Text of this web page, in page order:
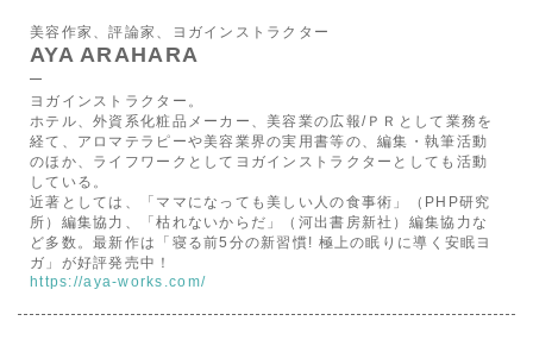
美容作家、評論家、ヨガインストラクター
AYA ARAHARA
ヨガインストラクター。
ホテル、外資系化粧品メーカー、美容業の広報/ＰＲとして業務を
経て、アロマテラピーや美容業界の実用書等の、編集・執筆活動
のほか、ライフワークとしてヨガインストラクターとしても活動
している。
近著としては、「ママになっても美しい人の食事術」（PHP研究
所）編集協力、「枯れないからだ」（河出書房新社）編集協力な
ど多数。最新作は「寝る前5分の新習慣! 極上の眠りに導く安眠ヨ
ガ」が好評発売中！
https://aya-works.com/